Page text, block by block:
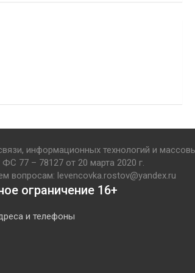
информационных технологий и
77 – 78127 от 20 марта 2020 г.
вопросам: levencovka.rostov@yandex.ru
ограничение 16+
и телефоны